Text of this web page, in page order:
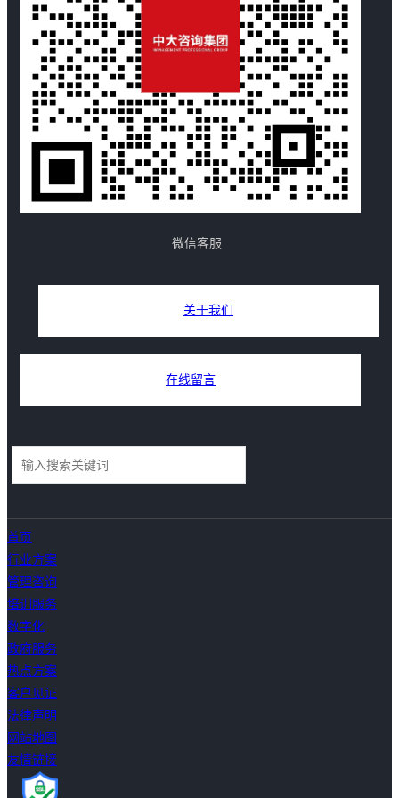
微信客服
关于我们
在线留言
首页
行业方案
管理咨询
培训服务
数字化
政府服务
热点方案
客户见证
法律声明
网站地图
友情链接